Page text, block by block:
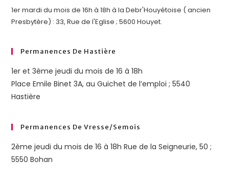
1er mardi du mois de 16h à 18h à la Debr'Houyétoise ( ancien
Presbytère) : 33, Rue de l'Eglise ; 5600 Houyet.
Permanences De Hastière
1er et 3ème jeudi du mois de 16 à 18h
Place Emile Binet 3A, au Guichet de l’emploi ; 5540
Hastière
Permanences De Vresse/semois
2ème jeudi du mois de 16 à 18h Rue de la Seigneurie, 50 ;
5550 Bohan